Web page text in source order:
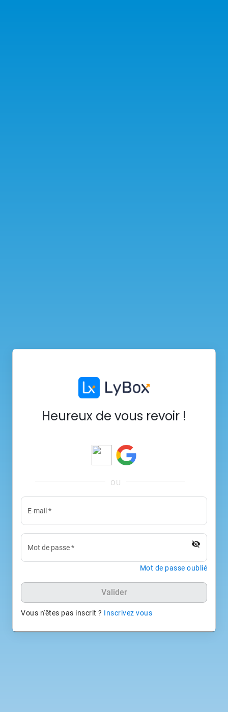
Heureux de vous revoir !
E-mail *
Mot de passe* visibility_off
Mot de passe oublié
Valider
Vous n'êtes pas inscrit ? Inscrivez vous